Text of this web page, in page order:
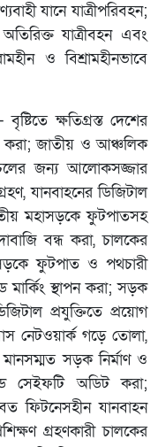
যানে যাত্রীপরিবহন;
যাত্রীবহন এবং
ও বিশ্রামহীনভাবে
ক্ষতিগ্রস্ত দেশের
করা; জাতীয় ও আঞ্চলিক
জন্য আলোকসজ্জার
যানবাহনের ডিজিটাল
মহাসড়কে ফুটপাতসহ
বন্ধ করা, চালকের
ফুটপাত ও পথচারী
মার্কিং স্থাপন করা; সড়ক
প্রযুক্তিতে প্রয়োগ
নেটওয়ার্ক গড়ে তোলা,
মানসম্মত সড়ক নির্মাণ ও
সেইফটি অডিট করা;
ফিটনেসহীন যানবাহন
গ্রহণকারী চালকের